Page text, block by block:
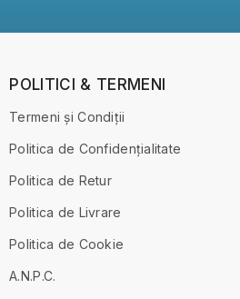
POLITICI & TERMENI
Termeni și Condiții
Politica de Confidențialitate
Politica de Retur
Politica de Livrare
Politica de Cookie
A.N.P.C.